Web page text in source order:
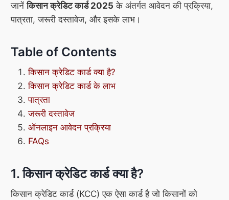
जानेंकिसान क्रेडिट कार्ड 2025 के अंतर्गत आवेदन की प्रक्रिया,
पात्रता, जरूरी दस्तावेज, और इसके लाभ।
Table of Contents
किसान क्रेडिट कार्ड क्या है?
किसान क्रेडिट कार्ड के लाभ
पात्रता
जरूरी दस्तावेज
ऑनलाइन आवेदन प्रक्रिया
FAQs
1. किसान क्रेडिट कार्ड क्या है?
किसान क्रेडिट कार्ड (KCC) एक ऐसा कार्ड है जो किसानों को